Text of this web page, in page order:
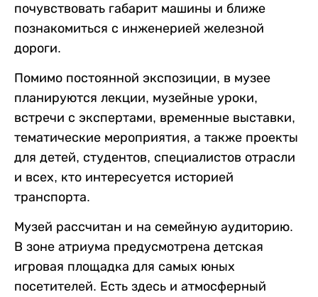
почувствовать габарит машины и ближе
познакомиться с инженерией железной
дороги.
Помимо постоянной экспозиции, в музее
планируются лекции, музейные уроки,
встречи с экспертами, временные выставки,
тематические мероприятия, а также проекты
для детей, студентов, специалистов отрасли
и всех, кто интересуется историей
транспорта.
Музей рассчитан и на семейную аудиторию.
В зоне атриума предусмотрена детская
игровая площадка для самых юных
посетителей. Есть здесь и атмосферный